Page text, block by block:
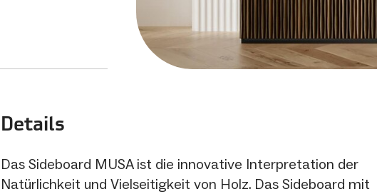
Details
Das Sideboard MUSA ist die innovative Interpretation der
Natürlichkeit und Vielseitigkeit von Holz. Das Sideboard mit